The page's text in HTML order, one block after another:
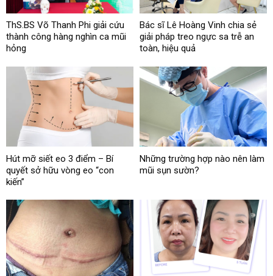
ThS.BS Võ Thanh Phi giải cứu
thành công hàng nghìn ca mũi
hỏng
Bác sĩ Lê Hoàng Vinh chia sẻ
giải pháp treo ngực sa trễ an
toàn, hiệu quả
Hút mỡ siết eo 3 điểm – Bí
quyết sở hữu vòng eo “con
kiến”
Những trường hợp nào nên làm
mũi sụn sườn?